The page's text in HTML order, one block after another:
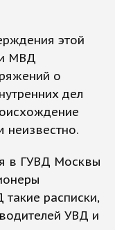
этой
МВД
о
дел
неизвестно.
в ГУВД Москвы
расписки,
УВД и